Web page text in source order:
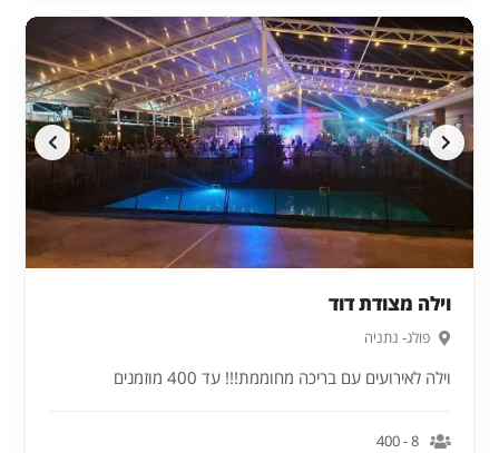
וילה מצודת דוד
פולג- נתניה
וילה לאירועים עם בריכה מחוממת!!! עד 400 מוזמנים
8 - 400